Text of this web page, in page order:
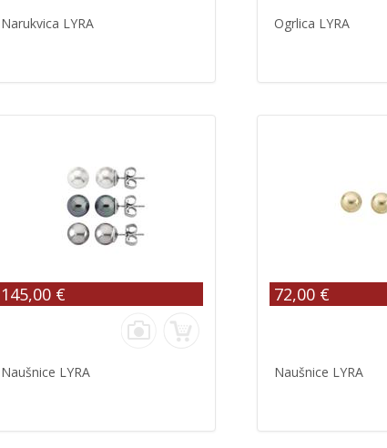
Narukvica LYRA Ogrlica LYRA
145,00 €
Naušnice LYRA
72,00 €
Naušnice LYRA